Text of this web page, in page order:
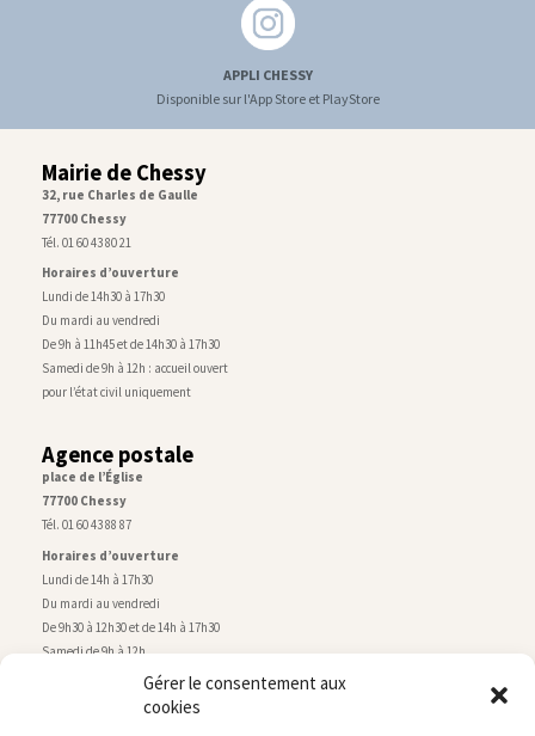
Gérer le consentement aux
cookies
APPLI CHESSY
Disponible sur l'App Store et PlayStore
Mairie de Chessy
32, rue Charles de Gaulle
77700 Chessy
Tél. 01 60 43 80 21
Horaires d’ouverture
Lundi de 14h30 à 17h30
Du mardi au vendredi
De 9h à 11h45 et de 14h30 à 17h30
Samedi de 9h à 12h : accueil ouvert
pour l’état civil uniquement
Agence postale
place de l’Église
77700 Chessy
Tél. 01 60 43 88 87
Horaires d’ouverture
Lundi de 14h à 17h30
Du mardi au vendredi
De 9h30 à 12h30 et de 14h à 17h30
Samedi de 9h à 12h
Service technique